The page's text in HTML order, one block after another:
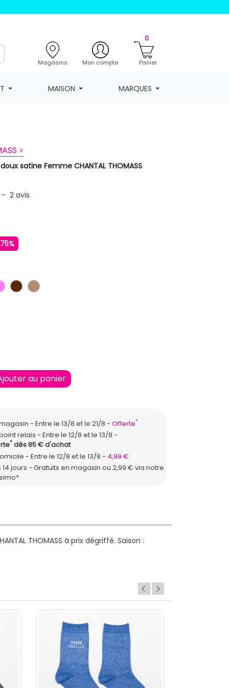
Magasins Mon compte
0
Panier
MAISON MARQUES
>
satine Femme CHANTAL THOMASS
- 2avis
CLAIR
ROSEMARRONMARRON CLAIR
au panier
Entre le 13/8 et le 21/8 Offerte*
relais
Entre le 12/8 et le 13/8
*dès 85 € d'achat
Entre le 12/8 et le 13/8
4,99 €
14 jours - Gratuits en magasin ou 2,99 € via notre
THOMASS à prix dégriffé. Saison :